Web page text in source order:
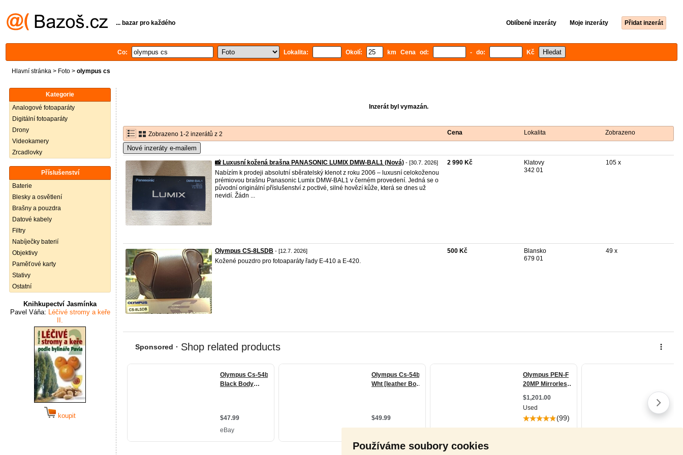
Používáme soubory cookies
... bazar pro každého Oblíbené inzeráty Moje inzeráty Přidat inzerát
Co: Lokalita: Okolí: km Cena od: - do: Kč
Hlavní stránka > Foto > olympus cs
Kategorie
Analogové fotoaparáty
Digitální fotoaparáty
Drony
Videokamery
Zrcadlovky
Příslušenství
Baterie
Blesky a osvětlení
Brašny a pouzdra
Datové kabely
Filtry
Nabíječky baterií
Objektivy
Paměťové karty
Stativy
Ostatní
Knihkupectví Jasmínka
Pavel Váňa: Léčivé stromy a keře
II.
koupit
Inzerát byl vymazán.
Zobrazeno 1-2 inzerátů z 2 Cena Lokalita Zobrazeno
Nové inzeráty e-mailem
📸 Luxusní kožená brašna PANASONIC LUMIX DMW-BAL1 (Nová) - [30.7. 2026]
Nabízím k prodeji absolutní sběratelský klenot z roku 2006 – luxusní celokoženou
prémiovou brašnu Panasonic Lumix DMW-BAL1 v černém provedení. Jedná se o
původní originální příslušenství z poctivé, silné hovězí kůže, která se dnes už
nevidí. Žádn ...
2 990 Kč
Klatovy
342 01
105 x
Olympus CS-8LSDB - [12.7. 2026]
Kožené pouzdro pro fotoaparáty řady E-410 a E-420.
500 Kč
Blansko
679 01
49 x